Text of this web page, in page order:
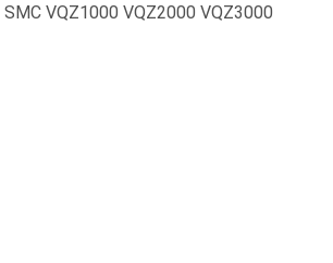
VQZ1000 VQZ2000 VQZ3000